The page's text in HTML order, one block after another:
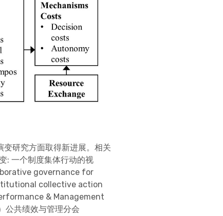
研究方面取得新进展。相关
: 一个制度集体行动的视
governance for
collective action
& Management
公共绩效与管理分会